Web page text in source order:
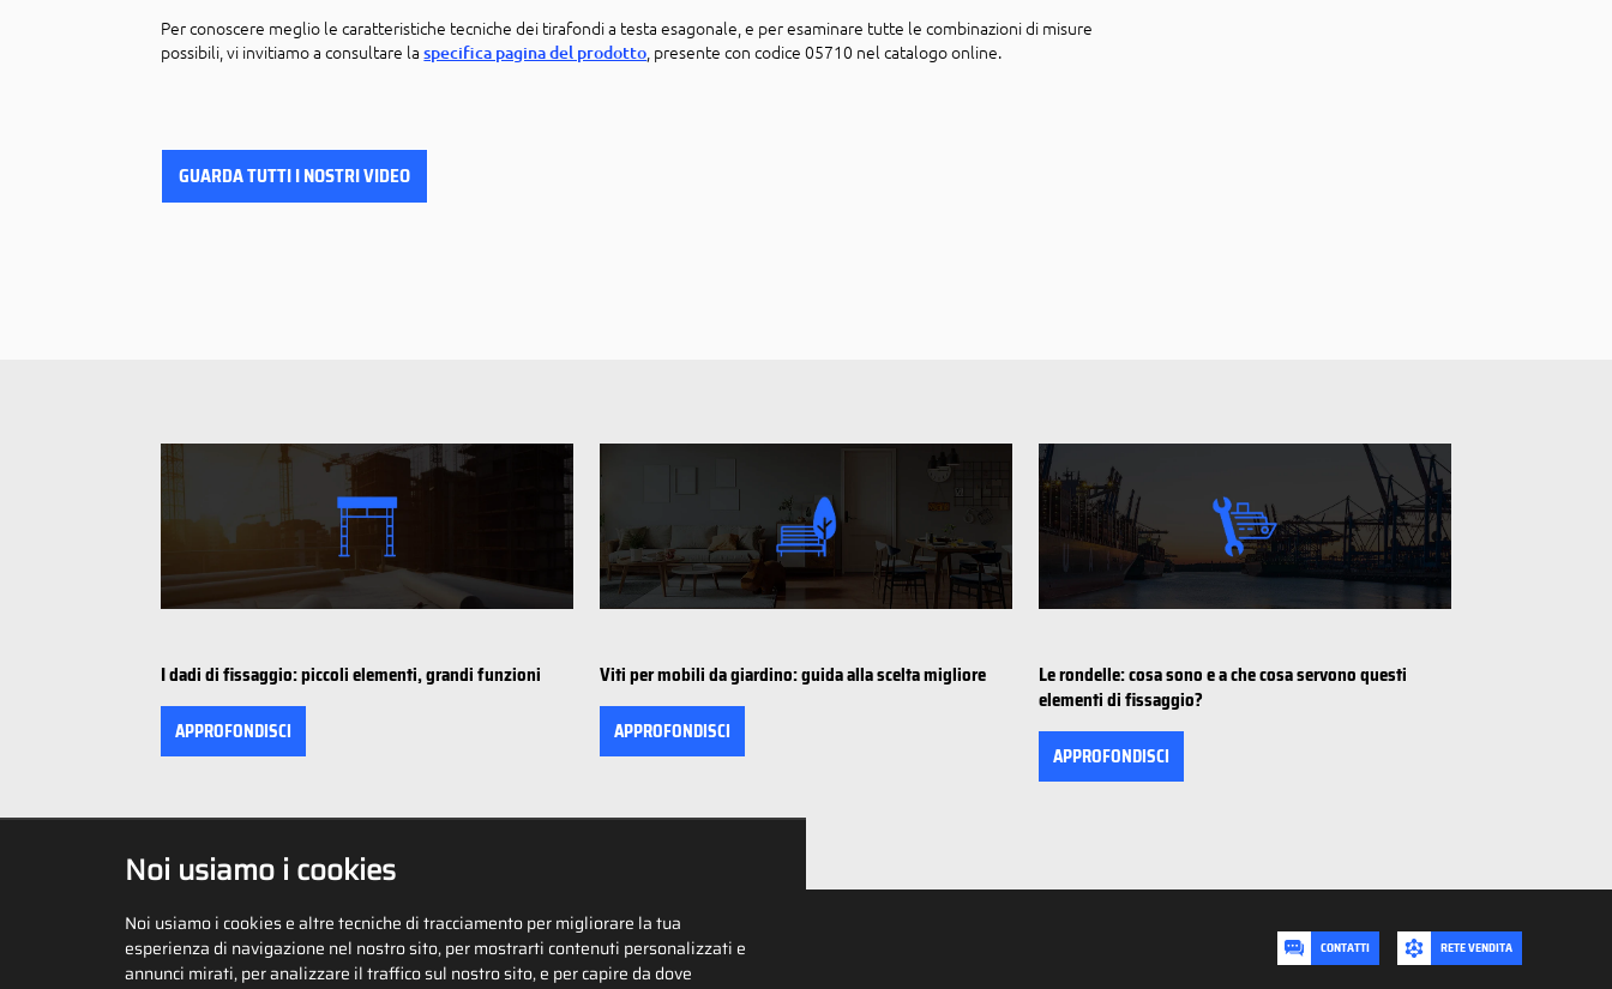
Noi usiamo i cookies
Noi usiamo i cookies e altre tecniche di tracciamento per migliorare la tua
esperienza di navigazione nel nostro sito, per mostrarti contenuti personalizzati e
annunci mirati, per analizzare il traffico sul nostro sito, e per capire da dove
Per conoscere meglio le caratteristiche tecniche dei tirafondi a testa esagonale, e per esaminare tutte le combinazioni di misure
possibili, vi invitiamo a consultare laspecifica pagina del prodotto, presente con codice 05710 nel catalogo online.
GUARDA TUTTI I NOSTRI VIDEO
I dadi di fissaggio: piccoli elementi, grandi funzioni
APPROFONDISCI
Viti per mobili da giardino: guida alla scelta migliore
APPROFONDISCI
Le rondelle: cosa sono e a che cosa servono questi
elementi di fissaggio?
APPROFONDISCI
AMBROVIT SpA
Viale Giulio Natta, 29
27026 Garlasco (PV) – ITALY
PHONE+39 0382 810280 CONTATTI RETE VENDITA